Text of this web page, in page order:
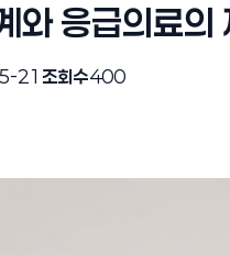
와 응급의료의
21 조회수400